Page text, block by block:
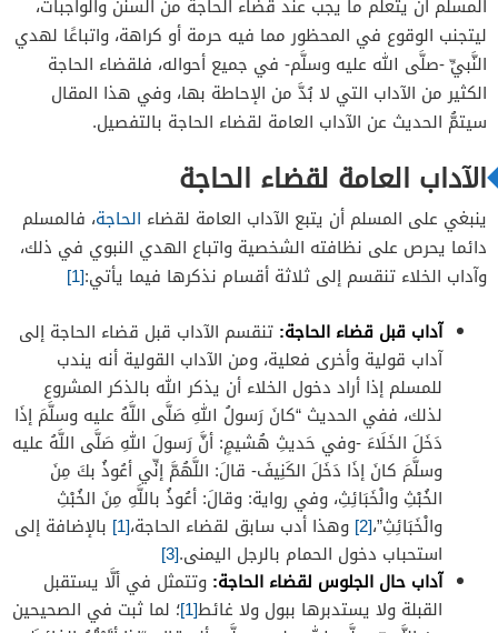
اجتناب الملاعن الثلاث
حرمة البول في الماء الراكد
التستر عند قضاء الحاجة
الاستنجاء والاستجمار
هل يحوز استخدام المناديل الورقية أو المبللة
للاستنجاء
هل يجوز ذكر الله في الخلاء
هل يجوز الاستنجاء بماء زمزم
المسلم أن يتعلم ما يجب عند قضاء الحاجة من السنن والواجبات،
ليتجنب الوقوع في المحظور مما فيه حرمة أو كراهة، واتباعًا لهدي
النَّبيِّ -صلَّى الله عليه وسلَّم- في جميع أحواله، فلقضاء الحاجة
الكثير من الآداب التي لا بُدَّ من الإحاطة بها، وفي هذا المقال
سيتمُّ الحديث عن الآداب العامة لقضاء الحاجة بالتفصيل.
الآداب العامة لقضاء الحاجة
ينبغي على المسلم أن يتبع الآداب العامة لقضاء الحاجة، فالمسلم
دائما يحرص على نظافته الشخصية واتباع الهدي النبوي في ذلك،
وآداب الخلاء تنقسم إلى ثلاثة أقسام نذكرها فيما يأتي:[1]
آداب قبل قضاء الحاجة: تنقسم الآداب قبل قضاء الحاجة إلى
آداب قولية وأخرى فعلية، ومن الآداب القولية أنه يندب
للمسلم إذا أراد دخول الخلاء أن يذكر الله بالذكر المشروع
لذلك، ففي الحديث “كانَ رَسولُ اللهِ صَلَّى اللَّهُ عليه وسلَّمَ إذَا
دَخَلَ الخَلَاءَ -وفي حَديثِ هُشيمٍ: أنَّ رَسولَ اللهِ صَلَّى اللَّهُ عليه
وسلَّمَ كانَ إذَا دَخَلَ الكَنِيفَ- قالَ: اللَّهُمَّ إنِّي أعُوذُ بكَ مِنَ
الخُبْثِ والْخَبَائِثِ، وفي رواية: وقالَ: أعُوذُ باللَّهِ مِنَ الخُبْثِ
والْخَبَائِثِ”،[2] وهذا أدب سابق لقضاء الحاجة،[1]
بالإضافة إلى
استحباب دخول الحمام بالرجل اليمنى.[3]
آداب حال الجلوس لقضاء الحاجة: وتتمثل في ألَّا يستقبل
القبلة ولا يستدبرها ببول ولا غائط[1] ؛ لما ثبت في الصحيحين